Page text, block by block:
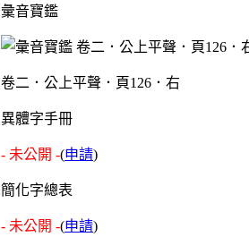
彙音寶鑑
卷二．公上平聲．頁126．右
異體字手冊
- 未公開 -(申請)
簡化字總表
- 未公開 -(申請)